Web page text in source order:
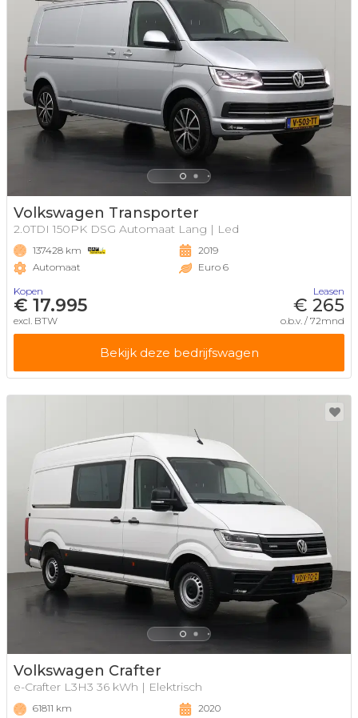
Volkswagen Transporter
2.0TDI 150PK DSG Automaat Lang | Led
137428 km
Automaat
2019
Euro 6
Kopen
€ 17.995
excl. BTW
Leasen
€ 265
o.b.v. / 72mnd
Bekijk deze bedrijfswagen
Volkswagen Crafter
e-Crafter L3H3 36 kWh | Elektrisch
61811 km
2020